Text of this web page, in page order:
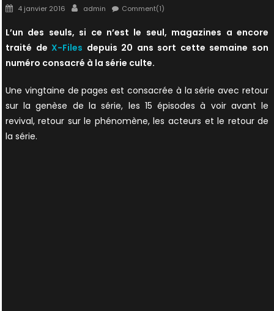
Posted
4 janvier 2016 Author
admin Comment(1)
L’un des seuls, si ce n’est le seul, magazines a encore
traité deX-Files depuis 20 ans sort cette semaine son
numéro consacré à la série culte.
Une vingtaine de pages est consacrée à la série avec retour
sur la genèse de la série, les 15 épisodes à voir avant le
revival, retour sur le phénomène, les acteurs et le retour de
la série.